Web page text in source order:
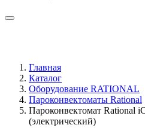
Главная
Каталог
Оборудование RATIONAL
Пароконвектоматы Rational
Пароконвектомат Rational
(электрический)